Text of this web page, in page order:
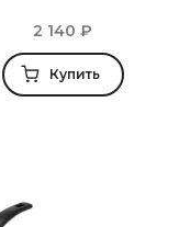
2 140₽
Купить